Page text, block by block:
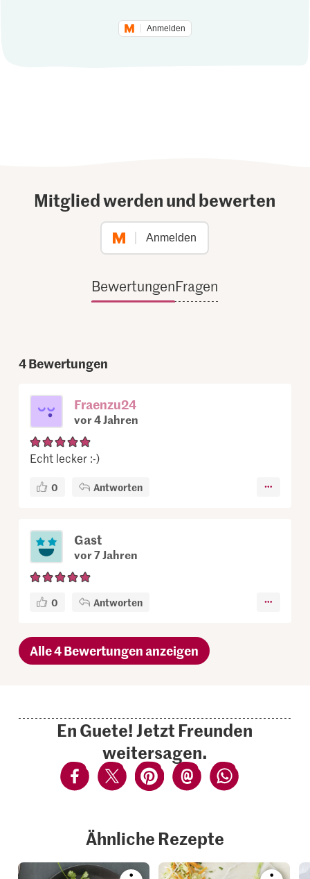
Anmelden
Mitglied werden und bewerten
Anmelden
BewertungenFragen
4Bewertungen
Fraenzu24
vor 4 Jahren
Echt lecker :-)
0 Antworten
Gast
vor 7 Jahren
0 Antworten
Alle 4 Bewertungen anzeigen
En Guete! Jetzt Freunden
weitersagen.
Ähnliche Rezepte